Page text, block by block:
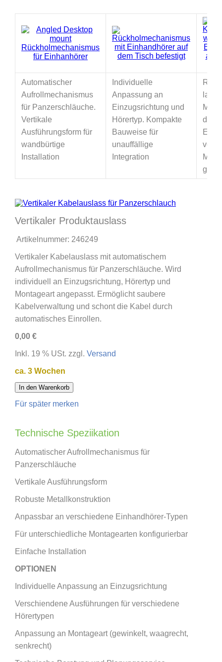
Automatischer
Aufrollmechanismus
für Panzerschläuche.
Vertikale
Ausführungsform für
wandbürtige
Installation
Individuelle
Anpassung an
Einzugsrichtung und
Hörertyp. Kompakte
Bauweise für
unauffällige
Integration
Vertikaler Produktauslass
Artikelnummer: 246249
Vertikaler Kabelauslass mit automatischem
Aufrollmechanismus für Panzerschläuche. Wird
individuell an Einzugsrichtung, Hörertyp und
Montageart angepasst. Ermöglicht saubere
Kabelverwaltung und schont die Kabel durch
automatisches Einrollen.
0,00 €
Inkl. 19 % USt. zzgl. Versand
ca. 3 Wochen
In den Warenkorb
Für später merken
Technische Speziikation
Automatischer Aufrollmechanismus für
Panzerschläuche
Vertikale Ausführungsform
Robuste Metallkonstruktion
Anpassbar an verschiedene Einhandhörer-Typen
Für unterschiedliche Montagearten konfigurierbar
Einfache Installation
OPTIONEN
Individuelle Anpassung an Einzugsrichtung
Verschiendene Ausführungen für verschiedene
Hörertypen
Anpassung an Montageart (gewinkelt, waagrecht,
senkrecht)